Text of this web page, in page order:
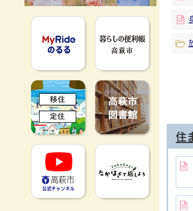
MyRideのるる 暮
移住定住
高萩市YouTube公式
た
住